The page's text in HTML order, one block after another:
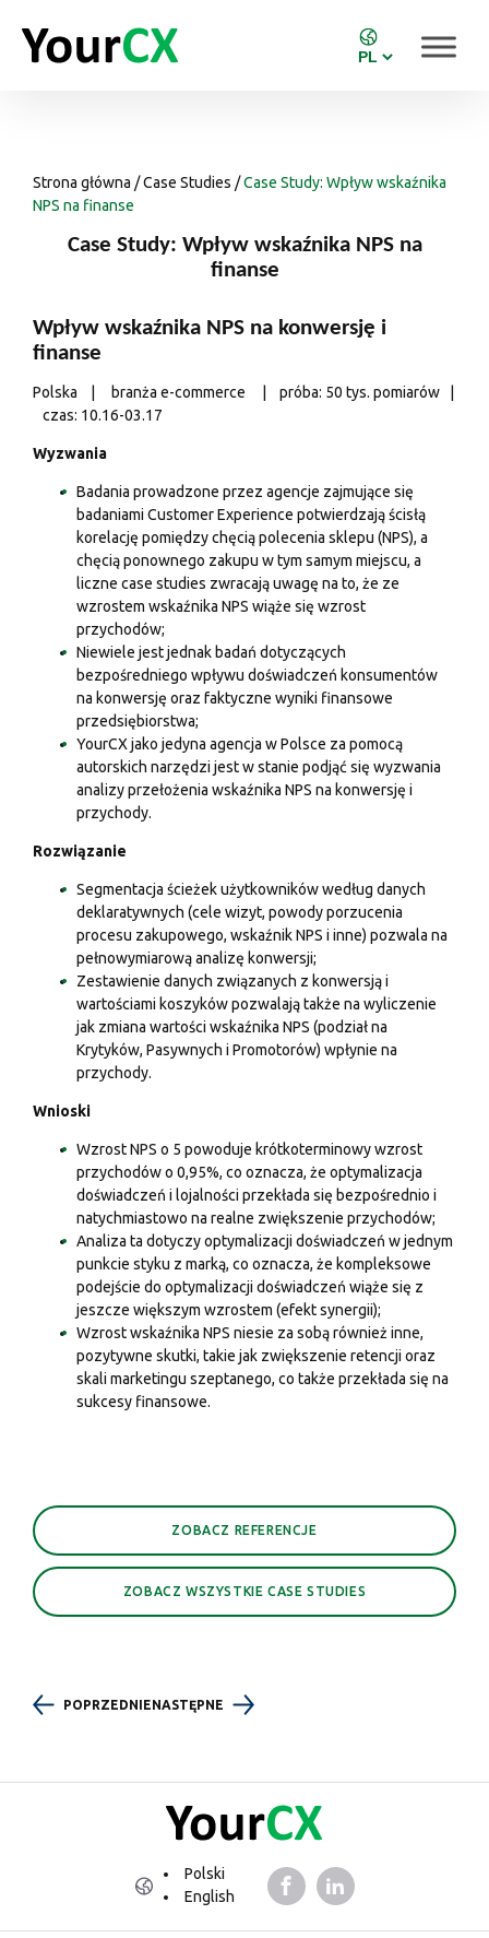
Strona główna /Case Studies /Case Study: Wpływ wskaźnika
NPS na finanse
Case Study: Wpływ wskaźnika NPS na
finanse
Wpływ wskaźnika NPS na konwersję i
finanse
Polska | branża e-commerce | próba: 50 tys. pomiarów |
czas: 10.16-03.17
Wyzwania
Badania prowadzone przez agencje zajmujące się
badaniami Customer Experience potwierdzają ścisłą
korelację pomiędzy chęcią polecenia sklepu (NPS), a
chęcią ponownego zakupu w tym samym miejscu, a
liczne case studies zwracają uwagę na to, że ze
wzrostem wskaźnika NPS wiąże się wzrost
przychodów;
Niewiele jest jednak badań dotyczących
bezpośredniego wpływu doświadczeń konsumentów
na konwersję oraz faktyczne wyniki finansowe
przedsiębiorstwa;
YourCX jako jedyna agencja w Polsce za pomocą
autorskich narzędzi jest w stanie podjąć się wyzwania
analizy przełożenia wskaźnika NPS na konwersję i
przychody.
Rozwiązanie
Segmentacja ścieżek użytkowników według danych
deklaratywnych (cele wizyt, powody porzucenia
procesu zakupowego, wskaźnik NPS i inne) pozwala na
pełnowymiarową analizę konwersji;
Zestawienie danych związanych z konwersją i
wartościami koszyków pozwalają także na wyliczenie
jak zmiana wartości wskaźnika NPS (podział na
Krytyków, Pasywnych i Promotorów) wpłynie na
przychody.
Wnioski
Wzrost NPS o 5 powoduje krótkoterminowy wzrost
przychodów o 0,95%, co oznacza, że optymalizacja
doświadczeń i lojalności przekłada się bezpośrednio i
natychmiastowo na realne zwiększenie przychodów;
Analiza ta dotyczy optymalizacji doświadczeń w jednym
punkcie styku z marką, co oznacza, że kompleksowe
podejście do optymalizacji doświadczeń wiąże się z
jeszcze większym wzrostem (efekt synergii);
Wzrost wskaźnika NPS niesie za sobą również inne,
pozytywne skutki, takie jak zwiększenie retencji oraz
skali marketingu szeptanego, co także przekłada się na
sukcesy finansowe.
ZOBACZ REFERENCJE
ZOBACZ WSZYSTKIE CASE STUDIES
POPRZEDNIENASTĘPNE
Polski
English